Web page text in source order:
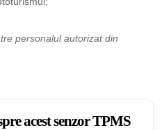
personalul autorizat din
acest senzor TPMS